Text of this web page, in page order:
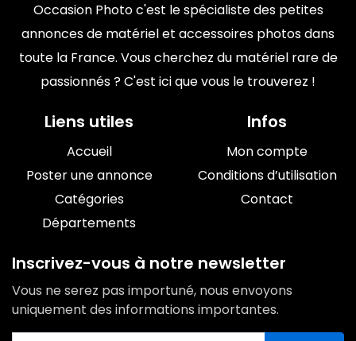
Occasion Photo c'est le spécialiste des petites
annonces de matériel et accessoires photos dans
toute la France. Vous cherchez du matériel rare de
passionnés ? C'est ici que vous le trouverez !
Liens utiles
Accueil
Poster une annonce
Catégories
Départements
Infos
Mon compte
Conditions d’utilisation
Contact
Inscrivez-vous à notre newsletter
Vous ne serez pas importuné, nous envoyons
uniquement des informations importantes.